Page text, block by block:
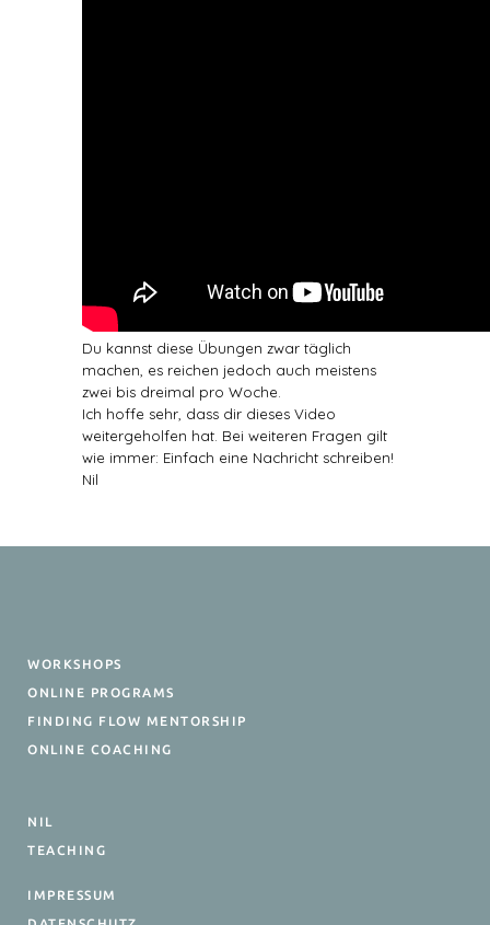
Du kannst diese Übungen zwar täglich
machen, es reichen jedoch auch meistens
zwei bis dreimal pro Woche.
Ich hoffe sehr, dass dir dieses Video
weitergeholfen hat. Bei weiteren Fragen gilt
wie immer: Einfach eine Nachricht schreiben!
Nil
WORKSHOPS
ONLINE PROGRAMS
FINDING FLOW MENTORSHIP
ONLINE COACHING
NIL
TEACHING
IMPRESSUM